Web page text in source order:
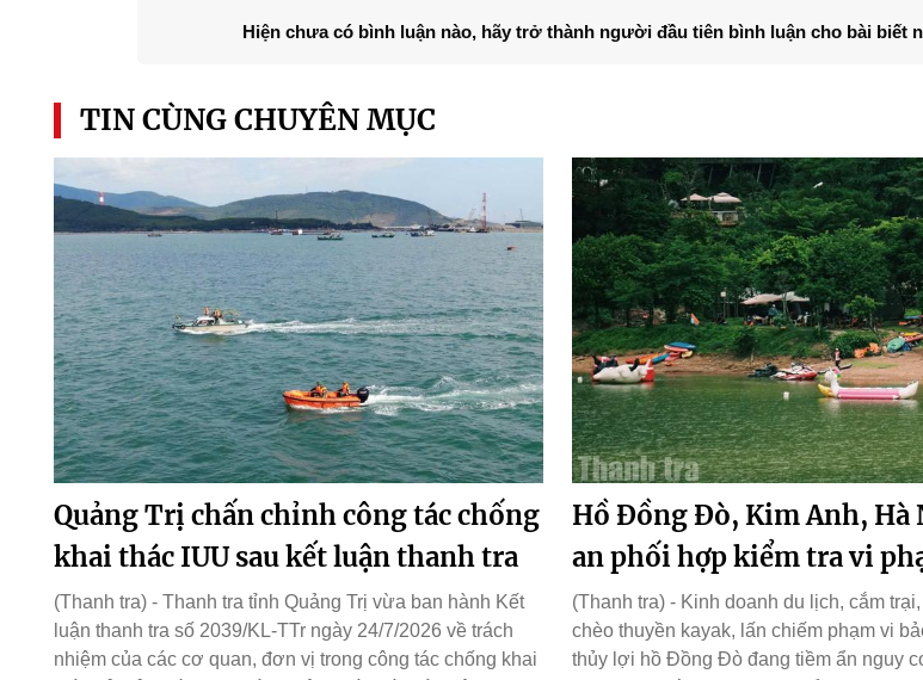
Hiện chưa có bình luận nào, hãy trở thành người đầu tiên bình luận cho bài biết
TIN CÙNG CHUYÊN MỤC
Quảng Trị chấn chỉnh công tác chống
khai thác IUU sau kết luận thanh tra
(Thanh tra) - Thanh tra tỉnh Quảng Trị vừa ban hành Kết
luận thanh tra số 2039/KL-TTr ngày 24/7/2026 về trách
nhiệm của các cơ quan, đơn vị trong công tác chống khai
Hồ Đồng Đò, Kim Anh, Hà
an phối hợp kiểm tra vi
(Thanh tra) - Kinh doanh du lịch, cắm
chèo thuyền kayak, lấn chiếm phạm vi
thủy lợi hồ Đồng Đò đang tiềm ẩn nguy